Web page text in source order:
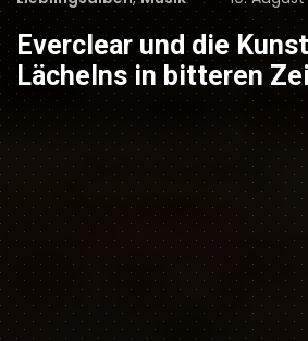
on
Everclear und die
Lächelns in bitteren